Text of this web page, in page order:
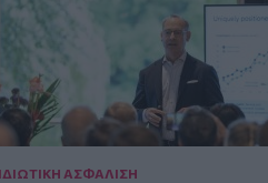
ΑΣΦAΛΙΣΗ